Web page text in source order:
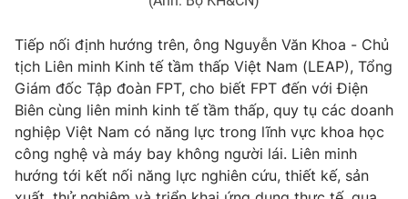
Tiếp nối định hướng trên, ông Nguyễn Văn Khoa - Chủ
tịch Liên minh Kinh tế tầm thấp Việt Nam (LEAP), Tổng
Giám đốc Tập đoàn FPT, cho biết FPT đến với Điện
Biên cùng liên minh kinh tế tầm thấp, quy tụ các doanh
nghiệp Việt Nam có năng lực trong lĩnh vực khoa học
công nghệ và máy bay không người lái. Liên minh
hướng tới kết nối năng lực nghiên cứu, thiết kế, sản